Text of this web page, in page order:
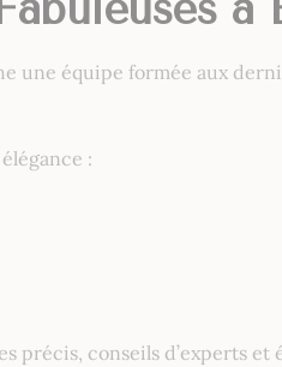
une équipe formée aux
:
précis, conseils d’experts